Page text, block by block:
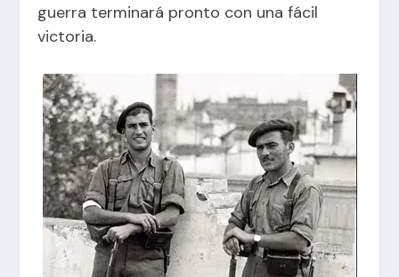
guerra terminará pronto con una fácil
victoria.